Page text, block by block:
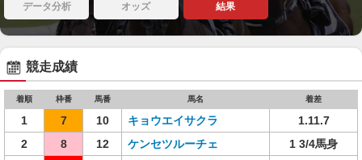
データ分析 オッズ 結果
競走成績
着順 枠番 馬番 馬名 着差
1 7 10 キョウエイサクラ
1.11.7
2
8 12 ケンセツルーチェ
1 3/4馬身